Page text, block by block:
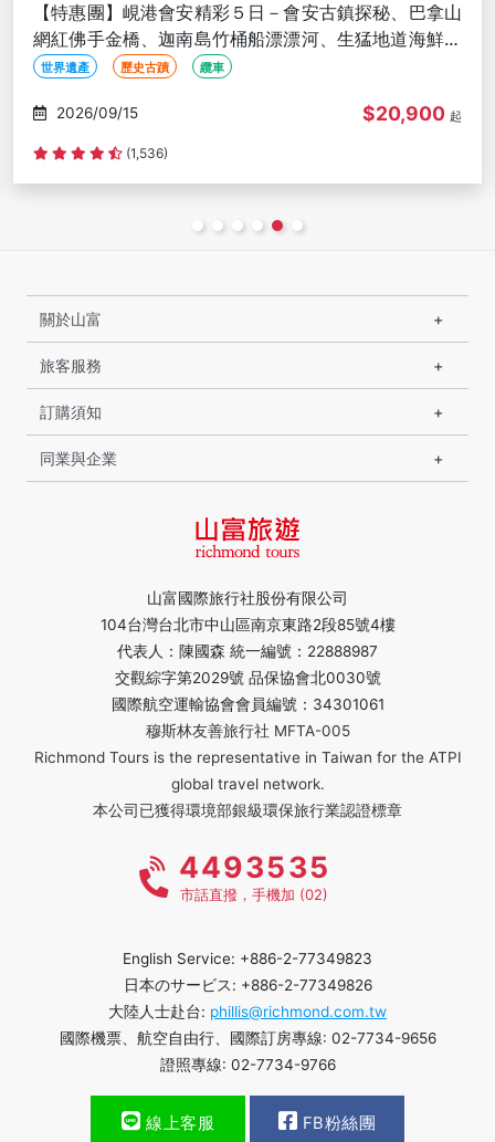
峴港會安風華５日－巴拿山佛手金橋、懷舊會安古鎮、
迦南島桶船探趣、品味私房海鮮料理、越式洗頭、五星
酒店<長榮早午含簽稅>
世界遺產 山水名勝 特色美食
2026/09/16 $32,800 起
(2,509)
山富國際旅行社股份有限公司
104台灣台北市中山區南京東路2段85號4樓
代表人：陳國森 統一編號：22888987
交觀綜字第2029號 品保協會北0030號
國際航空運輸協會會員編號：34301061
穆斯林友善旅行社 MFTA-005
Richmond Tours is the representative in Taiwan for the ATPI
global travel network.
本公司已獲得環境部銀級環保旅行業認證標章
關於山富
旅客服務
訂購須知
同業與企業
4493535
市話直撥，手機加 (02)
English Service: +886-2-77349823
日本のサービス: +886-2-77349826
大陸人士赴台: phillis@richmond.com.tw
國際機票、航空自由行、國際訂房專線: 02-7734-9656
證照專線: 02-7734-9766
線上客服 FB粉絲團